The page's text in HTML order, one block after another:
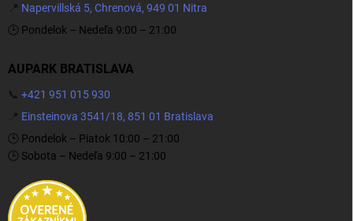
📍 Napervillská 5, Chrenová, 949 01 Nitra
🕒 Pondelok – Nedeľa 9:00 – 21:00
AUPARK BRATISLAVA
📞 +421 951 015 930
📍 Einsteinova 3541/18, 851 01 Bratislava
🕒 Pondelok – Piatok 10:00 – 21:00
🕒 Sobota – Nedeľa 9:00 – 21:00